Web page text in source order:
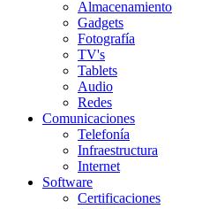
Almacenamiento
Gadgets
Fotografía
TV's
Tablets
Audio
Redes
Comunicaciones
Telefonía
Infraestructura
Internet
Software
Certificaciones